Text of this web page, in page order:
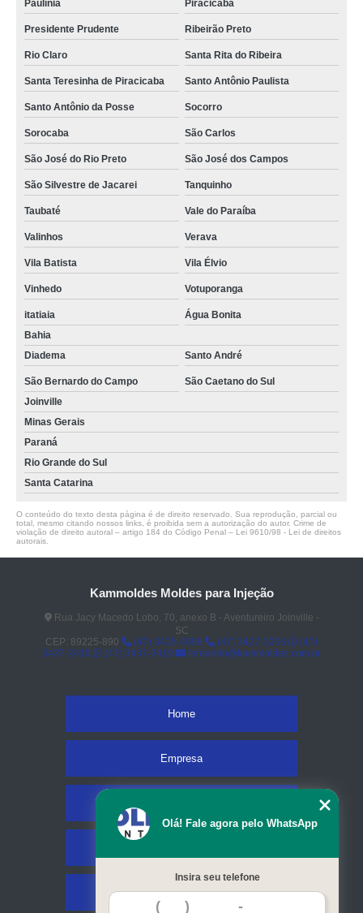
Paulínia Piracicaba
Presidente Prudente Ribeirão Preto
Rio Claro Santa Rita do Ribeira
Santa Teresinha de Piracicaba Santo Antônio Paulista
Santo Antônio da Posse Socorro
Sorocaba São Carlos
São José do Rio Preto São José dos Campos
São Silvestre de Jacarei Tanquinho
Taubaté Vale do Paraíba
Valinhos Verava
Vila Batista Vila Élvio
Vinhedo Votuporanga
itatiaia
Água Bonita
Bahia
Diadema
Santo André
São Bernardo do Campo
São Caetano do Sul
Joinville
Minas Gerais
Paraná
Rio Grande do Sul
Santa Catarina
O conteúdo do texto desta página é de direito reservado. Sua reprodução, parcial ou
total, mesmo citando nossos links, é proibida sem a autorização do autor. Crime de
violação de direito autoral – artigo 184 do Código Penal – Lei 9610/98 - Lei de direitos
autorais
Kammoldes Moldes para Injeção
Rua Jacy Macedo Lobo, 70, anexo B - Aventureiro Joinville -
SC
CEP: 89225-890
(47) 3425-4098 (47) 3427-3206
(47)
3437-2419
(47) 3437-2419 fernando@kammoldes.com.br
Home
Empresa
Contato
Olá! Fale agora pelo WhatsApp
Insira seu telefone